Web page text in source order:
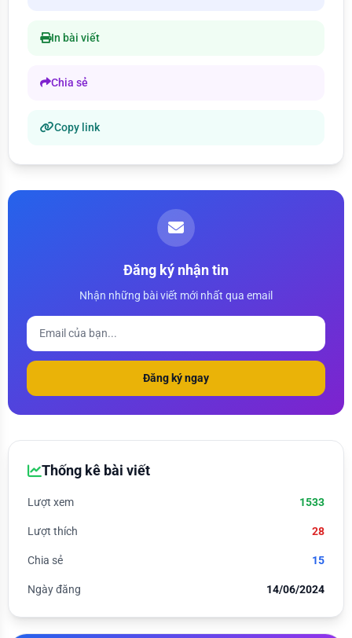
In bài viết
Chia sẻ
Copy link
Đăng ký nhận tin
Nhận những bài viết mới nhất qua email
Đăng ký ngay
Thống kê bài viết
Lượt xem 1533
Lượt thích 28
Chia sẻ 15
Ngày đăng 14/06/2024